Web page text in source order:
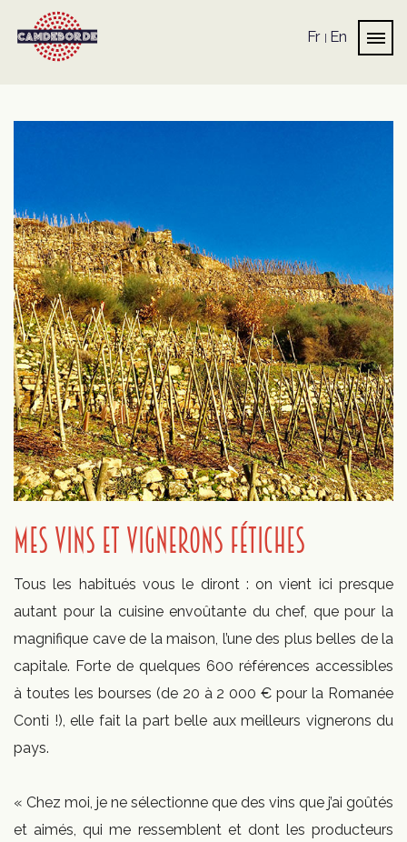
Fr En
MES VINS ET VIGNERONS FÉTICHES
Tous les habitués vous le diront : on vient ici presque
autant pour la cuisine envoûtante du chef, que pour la
magnifique cave de la maison, l’une des plus belles de la
capitale. Forte de quelques 600 références accessibles
à toutes les bourses (de 20 à 2 000 € pour la Romanée
Conti !), elle fait la part belle aux meilleurs vignerons du
pays.
« Chez moi, je ne sélectionne que des vins que j’ai goûtés
et aimés, qui me ressemblent et dont les producteurs